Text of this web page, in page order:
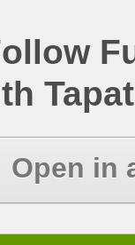
Open in